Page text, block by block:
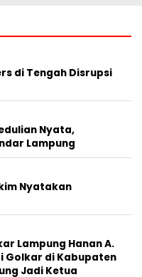
di Tengah Disrupsi
Nyata,
Lampung
Nyatakan
Lampung Hanan A.
Golkar di Kabupaten
Jadi Ketua